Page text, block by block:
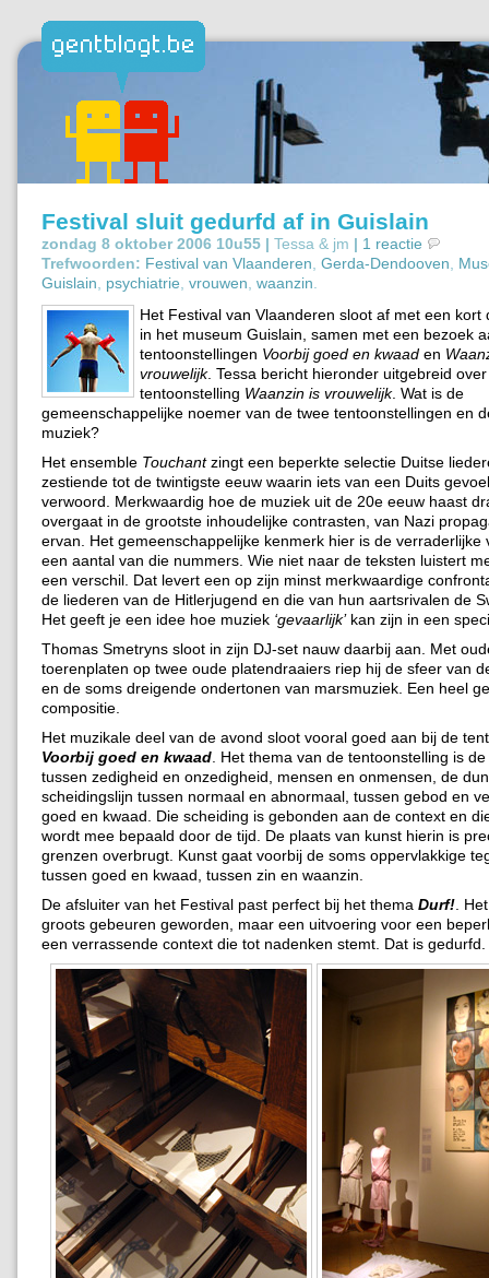
Festival sluit gedurfd af in Guislain
zondag 8 oktober 2006 10u55 | Tessa & jm | 1 reactie
Trefwoorden: Festival van Vlaanderen Gerda-Dendooven
Guislain
psychiatrie vrouwen waanzin
Het Festival van Vlaanderen sloot af met een kort
in het museum Guislain, samen met een bezoek
tentoonstellingen Voorbij goed en kwaad en
vrouwelijk. Tessa bericht hieronder uitgebreid
tentoonstelling Waanzin is vrouwelijk. Wat is de
gemeenschappelijke noemer van de twee tentoonstellingen en
muziek?
Het ensemble Touchantzingt een beperkte selectie Duitse
zestiende tot de twintigste eeuw waarin iets van een Duits
verwoord. Merkwaardig hoe de muziek uit de 20e eeuw haast
overgaat in de grootste inhoudelijke contrasten, van Nazi
ervan. Het gemeenschappelijke kenmerk hier is de verraderlijke
een aantal van die nummers. Wie niet naar de teksten luistert
een verschil. Dat levert een op zijn minst merkwaardige
de liederen van de Hitlerjugend en die van hun aartsrivalen de
Het geeft je een idee hoe muziek ‘gevaarlijk’kan zijn in een
Thomas Smetryns sloot in zijn DJ-set nauw daarbij aan. Met
toerenplaten op twee oude platendraaiers riep hij de sfeer van
en de soms dreigende ondertonen van marsmuziek. Een heel
compositie.
Het muzikale deel van de avond sloot vooral goed aan bij de
Voorbij goed en kwaad . Het thema van de tentoonstelling is
tussen zedigheid en onzedigheid, mensen en onmensen, de
scheidingslijn tussen normaal en abnormaal, tussen gebod en
goed en kwaad. Die scheiding is gebonden aan de context en
wordt mee bepaald door de tijd. De plaats van kunst hierin is
grenzen overbrugt. Kunst gaat voorbij de soms oppervlakkige
tussen goed en kwaad, tussen zin en waanzin.
De afsluiter van het Festival past perfect bij het thema Durf! .
groots gebeuren geworden, maar een uitvoering voor een
een verrassende context die tot nadenken stemt. Dat is gedurfd.